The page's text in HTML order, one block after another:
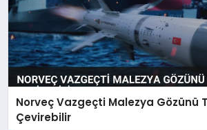
Norveç Vazgeçti Malezya Gözünü
Çevirebilir